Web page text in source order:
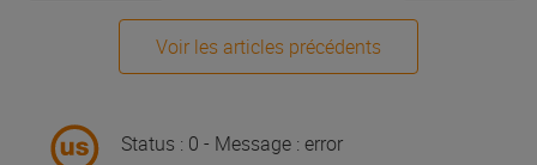
Voir les articles précédents
Status : 0 - Message : error